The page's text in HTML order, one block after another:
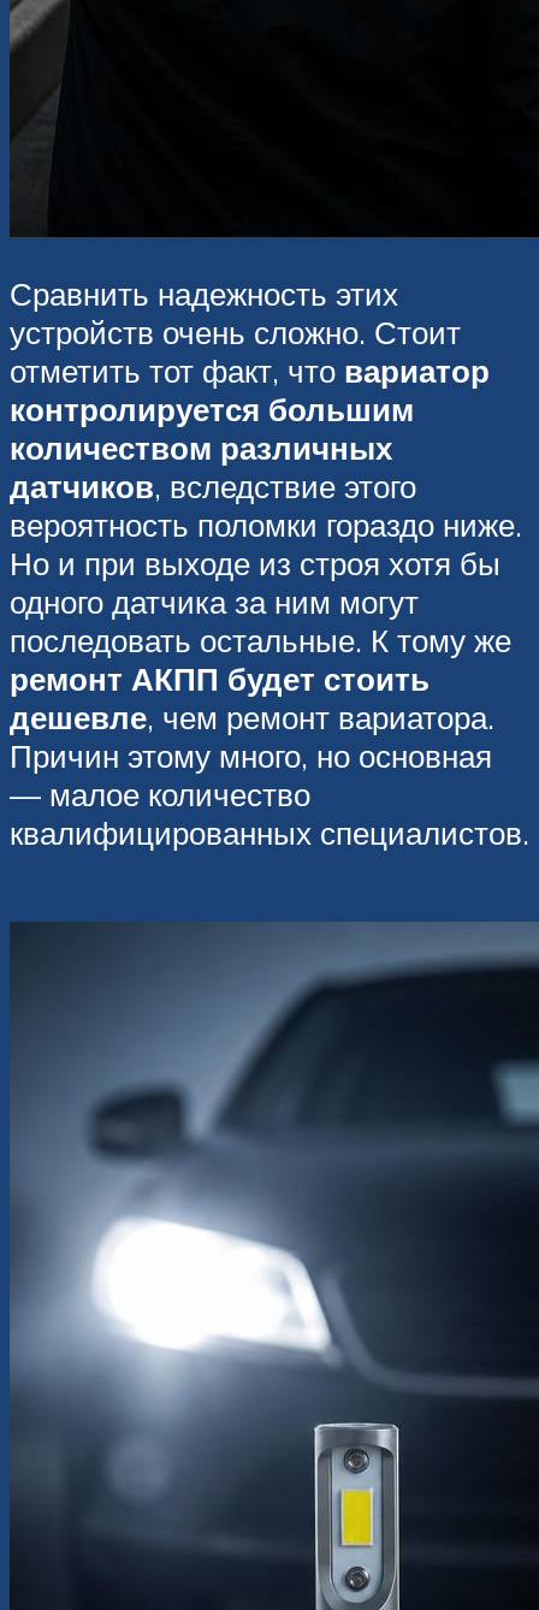
Сравнить надежность этих
устройств очень сложно. Стоит
отметить тот факт, что вариатор
контролируется большим
количеством различных
датчиков, вследствие этого
вероятность поломки гораздо ниже.
Но и при выходе из строя хотя бы
одного датчика за ним могут
последовать остальные. К тому же
ремонт АКПП будет стоить
дешевле, чем ремонт вариатора.
Причин этому много, но основная
— малое количество
квалифицированных специалистов.